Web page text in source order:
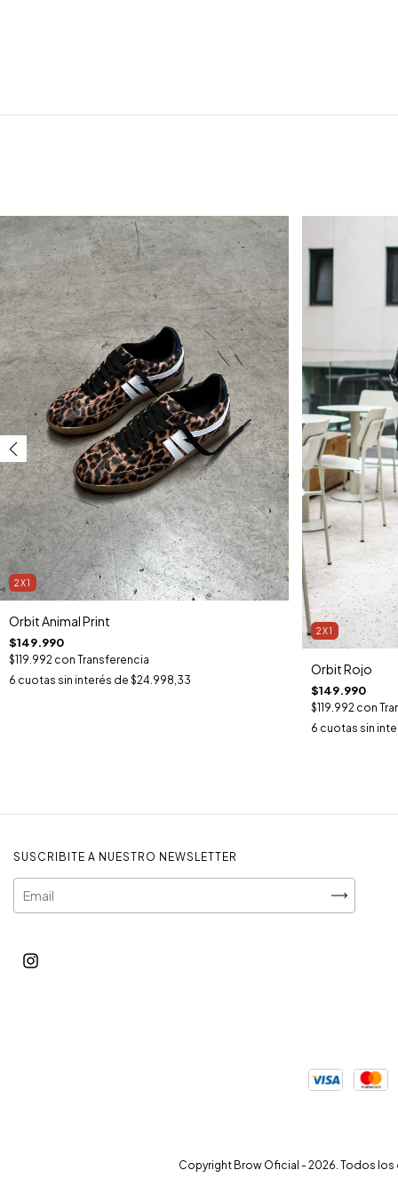
2X1
Orbit Animal Print
$149.990
$119.992 con Transferencia
6 cuotas sin interés de $24.998,33
2X1
Orbit Rojo
$149.990
$119.992 con
6 cuotas sin
SUSCRIBITE A NUESTRO NEWSLETTER
Copyright Brow Oficial - 2026. Todos